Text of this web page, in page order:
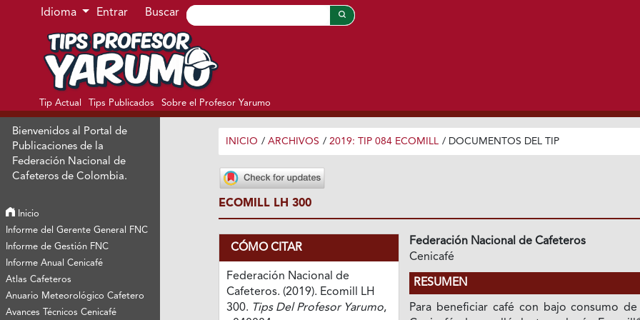
Ir al menú de navegación principal
Ir al contenido principal
Ir al pie de página del sitio
Idioma Entrar Buscar
Tip Actual Tips Publicados Sobre el Profesor Yarumo
Bienvenidos al Portal de
Publicaciones de la
Federación Nacional de
Cafeteros de Colombia.
Inicio
Informe del Gerente General FNC
Informe de Gestión FNC
Informe Anual Cenicafé
Atlas Cafeteros
Anuario Meteorológico Cafetero
Avances Técnicos Cenicafé
INICIO / ARCHIVOS / 2019: TIP 084 ECOMILL / DOCUMENTOS DEL TIP
ECOMILL LH 300
CÓMO CITAR
Federación Nacional de
Cafeteros. (2019). Ecomill LH
300. Tips Del Profesor Yarumo,
Federación Nacional de Cafeteros
Cenicafé
RESUMEN
Para beneficiar café con bajo consumo de